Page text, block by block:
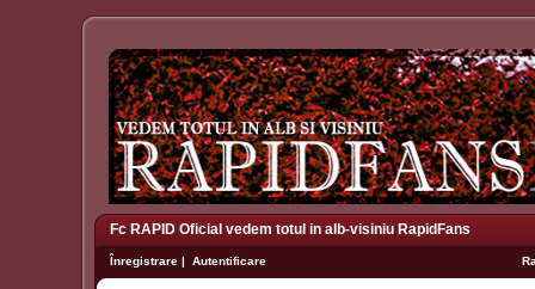
Fc RAPID Oficial vedem totul in alb-visiniu RapidFans
Înregistrare | Autentificare